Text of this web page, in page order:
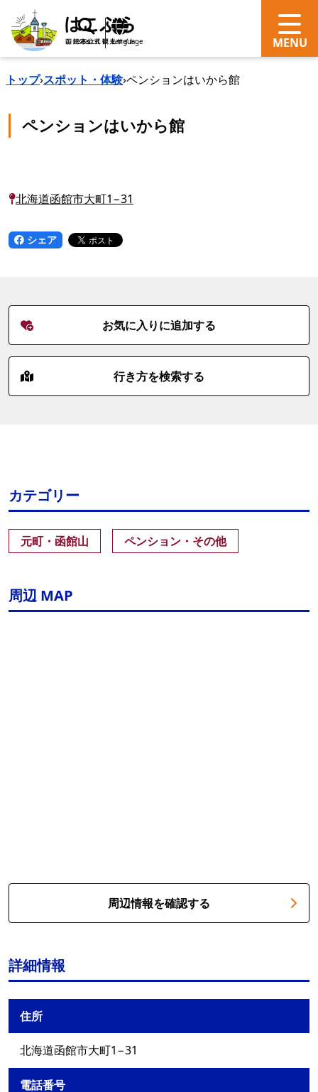
search Language
トップ›スポット・体験›ペンションはいから館
ペンションはいから館
北海道函館市大町1−31
シェア
お気に入りに追加する
行き方を検索する
カテゴリー
元町・函館山 ペンション・その他
周辺 MAP
周辺情報を確認する
詳細情報
住所
北海道函館市大町1−31
電話番号